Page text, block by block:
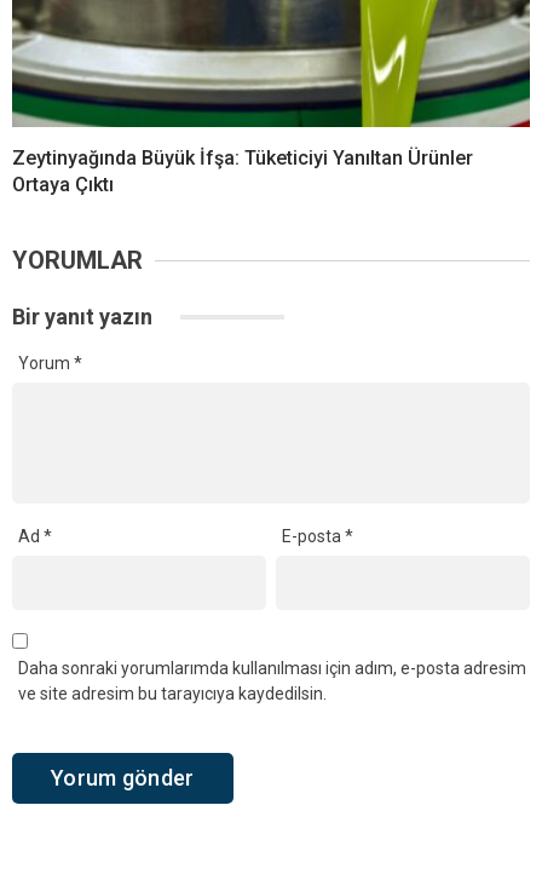
Zeytinyağında Büyük İfşa: Tüketiciyi Yanıltan Ürünler
Ortaya Çıktı
YORUMLAR
Bir yanıt yazın
Yorum *
Ad * E-posta*
Daha sonraki yorumlarımda kullanılması için adım, e-posta adresim
ve site adresim bu tarayıcıya kaydedilsin.